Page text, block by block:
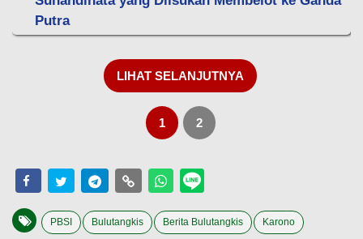
Putra
LIHAT SELANJUTNYA
1 2
PBSI Bulutangkis Berita Bulutangkis Karono